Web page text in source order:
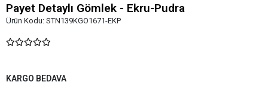
Payet Detaylı Gömlek - Ekru-Pudra
Ürün Kodu: STN139KGO1671-EKP
KARGO BEDAVA